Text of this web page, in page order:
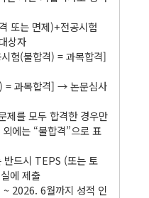
또는 면제)+전공시험
상자
험(불합격) = 과목합격]
= 과목합격] → 논문심사
제를 모두 합격한 경우만
에는 “불합격”으로 표
반드시 TEPS (또는 토
에 제출
2026. 6월까지 성적 인